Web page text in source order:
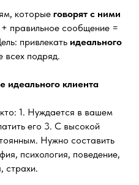
которые говорят с ними
правильное сообщение =
привлекать идеального
всех подряд.
идеального клиента
1. Нуждается в вашем
его 3. С высокой
Нужно составить
психология, поведение,
страхи.